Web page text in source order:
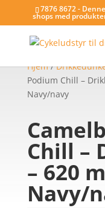
7876 8672 -
shops med
Hjem/
Podium Chill –
Navy/navy
Chill –
– 620
Navy/